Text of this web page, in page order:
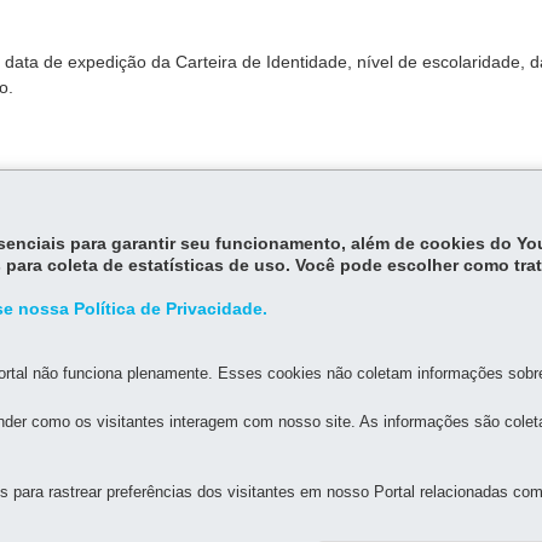
de expedição da Carteira de Identidade, nível de escolaridade,
até 24 horas após a compensação bancária do pagamento da Taxa
MAPA
GERAL DE DESENVOLVIMENTO ECONÔMICO E
para garantir seu funcionamento, além de cookies do
coleta de estatísticas de uso. Você pode escolher como
nossa Política de Privacidade.
não funciona plenamente. Esses cookies não coletam informações
como os visitantes interagem com nosso site. As informações são
para rastrear preferências dos visitantes em nosso Portal relacionadas